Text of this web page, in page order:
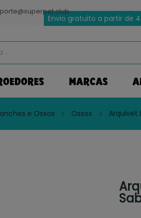
Envio gratuito a partir de
MARCAS
e Ossos Ossos Arquivet